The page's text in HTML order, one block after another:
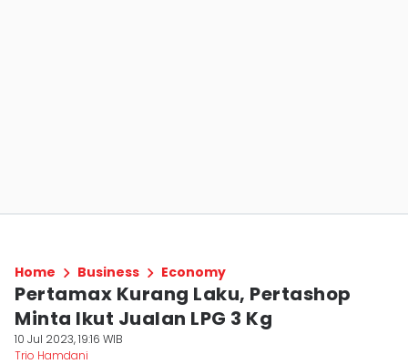
Home Business Economy
Pertamax Kurang Laku, Pertashop
Minta Ikut Jualan LPG 3 Kg
10 Jul 2023, 19:16 WIB
Trio Hamdani